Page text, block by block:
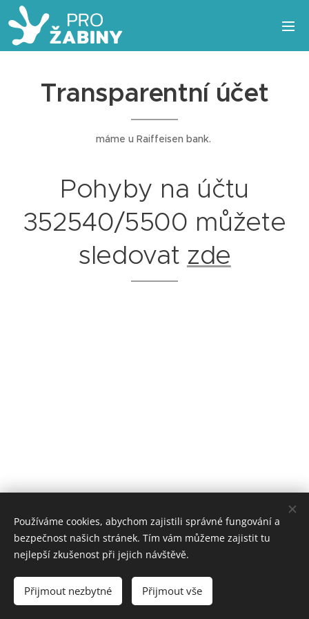
Transparentní účet
máme u Raiffeisen bank.
Pohyby na účtu
352540/5500 můžete
sledovat zde
Používáme cookies, abychom zajistili správné fungování a
bezpečnost našich stránek. Tím vám můžeme zajistit tu
nejlepší zkušenost při jejich návštěvě.
Přijmout nezbytné Přijmout vše